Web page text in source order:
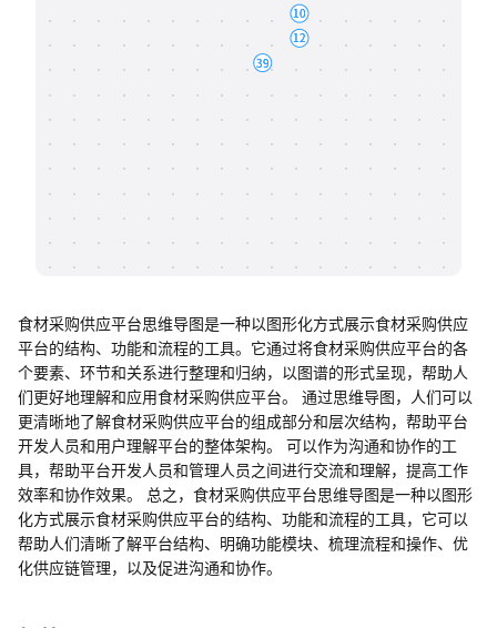
支持
食材采购供应平台思维导图是一种以图形化方式展示食材采购供应
平台的结构、功能和流程的工具。它通过将食材采购供应平台的各
个要素、环节和关系进行整理和归纳，以图谱的形式呈现，帮助人
们更好地理解和应用食材采购供应平台。 通过思维导图，人们可以
更清晰地了解食材采购供应平台的组成部分和层次结构，帮助平台
开发人员和用户理解平台的整体架构。 可以作为沟通和协作的工
具，帮助平台开发人员和管理人员之间进行交流和理解，提高工作
效率和协作效果。 总之，食材采购供应平台思维导图是一种以图形
化方式展示食材采购供应平台的结构、功能和流程的工具，它可以
帮助人们清晰了解平台结构、明确功能模块、梳理流程和操作、优
化供应链管理，以及促进沟通和协作。